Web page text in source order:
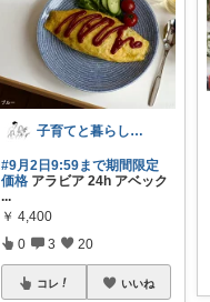
子育てと暮らし🇫🇮☕️
#9月2日9:59まで期間限定
価格 アラビア 24h アベック
...
￥ 4,400
0 3 20
コレ いいね